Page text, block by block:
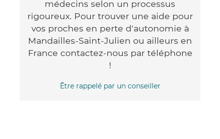
médecins selon un processus
rigoureux. Pour trouver une aide pour
vos proches en perte d'autonomie à
Mandailles-Saint-Julien ou ailleurs en
France contactez-nous par téléphone
!
Être rappelé par un conseiller